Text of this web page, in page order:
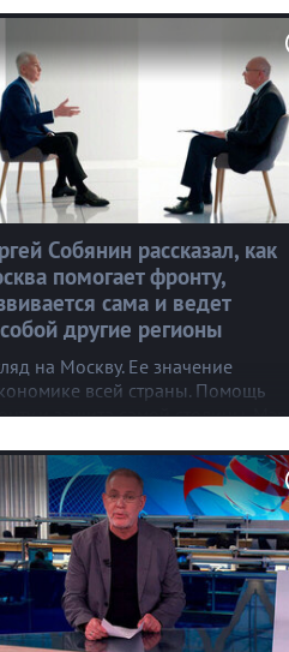
Собянин рассказал, как
помогает фронту,
сама и ведет
другие регионы
на Москву. Ее значение
всей страны. Помощь
и защита самой столицы. Мэр
списка «Единой России»
выборах, дал большое
агентству ТАСС.